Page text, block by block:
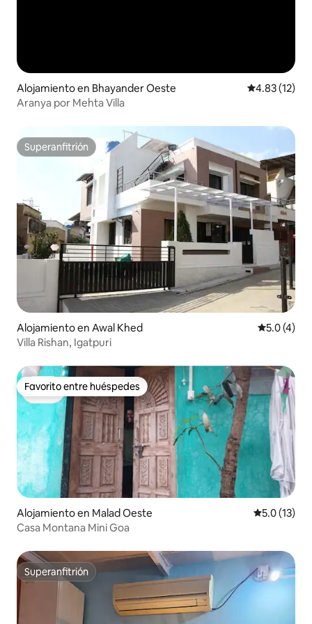
Alojamiento en Bhayander Oeste Calificación
4.83 (12)
Aranya por Mehta Villa
Superanfitrión
Superanfitrión
Alojamiento en Awal Khed
5.0 (4)
Villa Rishan, Igatpuri
Favorito entre huéspedes
Favorito entre huéspedes
Alojamiento en Malad Oeste Calificación
5.0 (13)
Casa Montana Mini Goa
Superanfitrión
Superanfitrión